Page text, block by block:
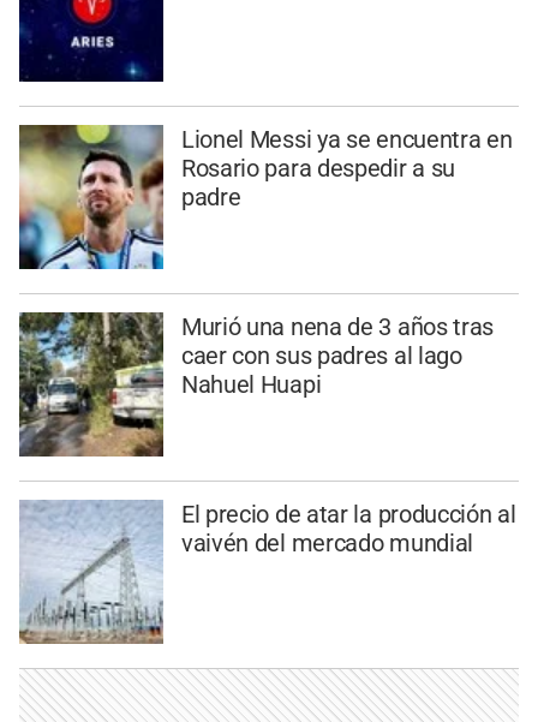
Lionel Messi ya se encuentra en
Rosario para despedir a su
padre
Murió una nena de 3 años tras
caer con sus padres al lago
Nahuel Huapi
El precio de atar la producción al
vaivén del mercado mundial